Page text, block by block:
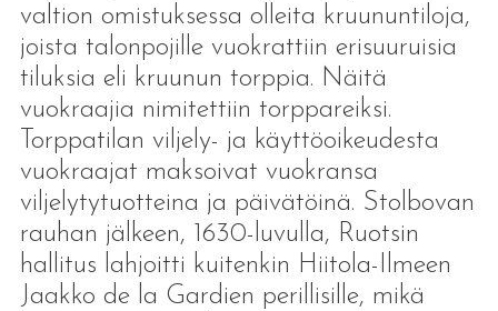
valtion omistuksessa olleita kruununtiloja,
joista talonpojille vuokrattiin erisuuruisia
tiluksia eli kruunun torppia. Näitä
vuokraajia nimitettiin torppareiksi.
Torppatilan viljely- ja käyttöoikeudesta
vuokraajat maksoivat vuokransa
viljelytytuotteina ja päivätöinä. Stolbovan
rauhan jälkeen, 1630-luvulla, Ruotsin
hallitus lahjoitti kuitenkin Hiitola-Ilmeen
Jaakko de la Gardien perillisille, mikä